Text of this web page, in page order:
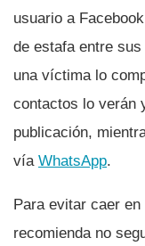
usuario a
de estafa entre
una ví­ctima lo
contactos lo verán
publicación,
ví­a WhatsApp.
Para evitar caer
recomienda no